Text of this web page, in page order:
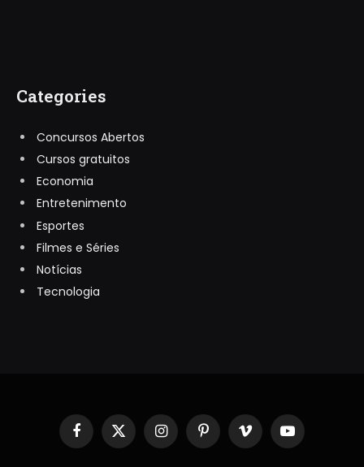
Categories
Concursos Abertos
Cursos gratuitos
Economia
Entretenimento
Esportes
Filmes e Séries
Notícias
Tecnologia
Facebook
X
(Twitter)
InstagramPinterestVimeo YouTube